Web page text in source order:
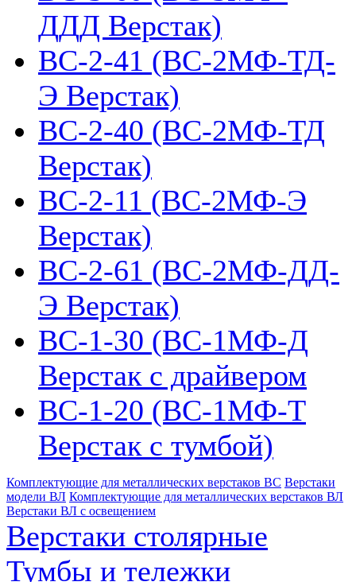
ДДД Верстак)
ВС-2-41 (ВС-2МФ-ТД-
Э Верстак)
ВС-2-40 (ВС-2МФ-ТД
Верстак)
ВС-2-11 (ВС-2МФ-Э
Верстак)
ВС-2-61 (ВС-2МФ-ДД-
Э Верстак)
ВС-1-30 (ВС-1МФ-Д
Верстак с драйвером
ВС-1-20 (ВС-1МФ-Т
Верстак с тумбой)
Комплектующие для металлических верстаков ВС Верстаки
модели ВЛ Комплектующие для металлических верстаков ВЛ
Верстаки ВЛ с освещением
Верстаки столярные
Тумбы и тележки